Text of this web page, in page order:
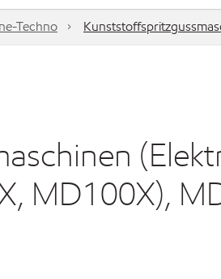
Techno
MD100X),